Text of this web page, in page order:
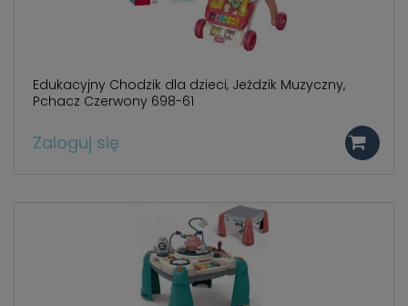
Edukacyjny Chodzik dla dzieci, Jeździk Muzyczny,
Pchacz Czerwony 698-61
Zaloguj się